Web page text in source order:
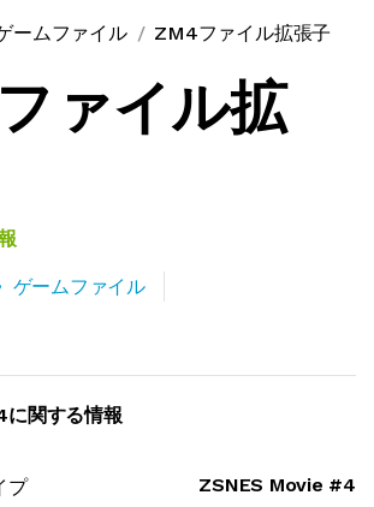
ームファイル ZM4ファイル拡張子
ァイル拡
ゲームファイル
に関する情報
プ ZSNES Movie #4